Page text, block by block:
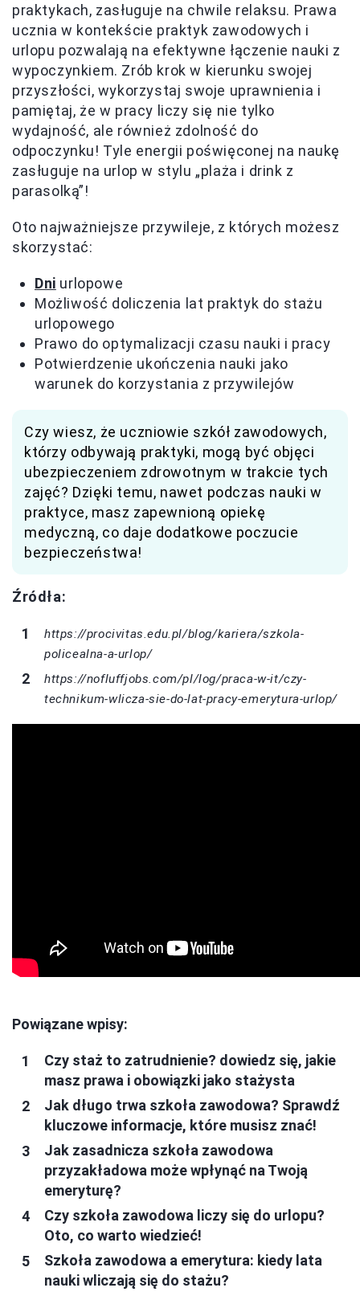
praktykach, zasługuje na chwile relaksu. Prawa
ucznia w kontekście praktyk zawodowych i
urlopu pozwalają na efektywne łączenie nauki z
wypoczynkiem. Zrób krok w kierunku swojej
przyszłości, wykorzystaj swoje uprawnienia i
pamiętaj, że w pracy liczy się nie tylko
wydajność, ale również zdolność do
odpoczynku! Tyle energii poświęconej na naukę
zasługuje na urlop w stylu „plaża i drink z
parasolką”!
Oto najważniejsze przywileje, z których możesz
skorzystać:
Dni urlopowe
Możliwość doliczenia lat praktyk do stażu
urlopowego
Prawo do optymalizacji czasu nauki i pracy
Potwierdzenie ukończenia nauki jako
warunek do korzystania z przywilejów
Czy wiesz, że uczniowie szkół zawodowych,
którzy odbywają praktyki, mogą być objęci
ubezpieczeniem zdrowotnym w trakcie tych
zajęć? Dzięki temu, nawet podczas nauki w
praktyce, masz zapewnioną opiekę
medyczną, co daje dodatkowe poczucie
bezpieczeństwa!
Źródła:
https://procivitas.edu.pl/blog/kariera/szkola-
policealna-a-urlop/
https://nofluffjobs.com/pl/log/praca-w-it/czy-
technikum-wlicza-sie-do-lat-pracy-emerytura-urlop/
Powiązane wpisy:
Czy staż to zatrudnienie? dowiedz się, jakie
masz prawa i obowiązki jako stażysta
Jak długo trwa szkoła zawodowa? Sprawdź
kluczowe informacje, które musisz znać!
Jak zasadnicza szkoła zawodowa
przyzakładowa może wpłynąć na Twoją
emeryturę?
Czy szkoła zawodowa liczy się do urlopu?
Oto, co warto wiedzieć!
Szkoła zawodowa a emerytura: kiedy lata
nauki wliczają się do stażu?